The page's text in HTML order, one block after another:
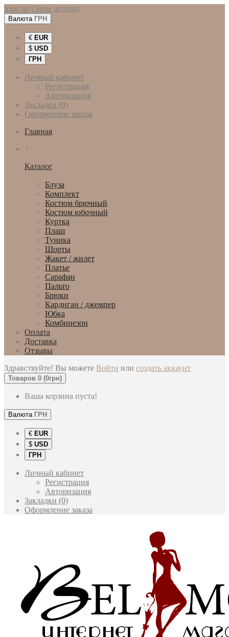
Sign up Create account
Валюта ГРН
€ EUR
$ USD
ГРН
Личный кабинет
Регистрация
Авторизация
Закладки (0)
Оформление заказа
Главная
+
Каталог
Блуза
Комплект
Костюм брючный
Костюм юбочный
Куртка
Плащ
Туника
Шорты
Жакет / жилет
Платье
Сарафан
Пальто
Брюки
Кардиган / джемпер
Юбка
Комбинезон
Оплата
Доставка
Отзывы
Здравствуйте! Вы можете Войти или создать аккаунт
Товаров 0 (0грн)
Ваша корзина пуста!
Валюта ГРН
€ EUR
$ USD
ГРН
Личный кабинет
Регистрация
Авторизация
Закладки (0)
Оформление заказа